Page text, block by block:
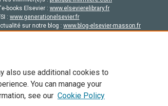
books Elsevier : www.elsevierelibrary.fr
: www.generationelsevier.fr
sur notre blog : www.blog-elsevier-masson.fr
de licence et ses contributeurs. Tout les droits sont réservés,
tout contenu en libre accès, les conditions de licence
also use additional cookies to
You can manage your
see our Cookie Policy